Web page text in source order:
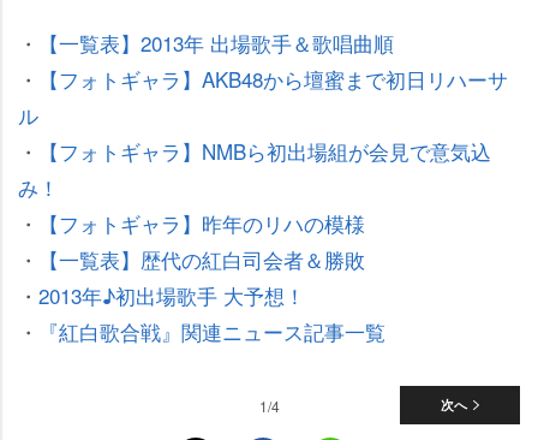
・
【一覧表】2013年 出場歌手＆歌唱曲順
・
【フォトギャラ】AKB48から壇蜜まで初日リハーサ
ル
・
【フォトギャラ】NMBら初出場組が会見で意気込
み！
・
【フォトギャラ】昨年のリハの模様
・
【一覧表】歴代の紅白司会者＆勝敗
・ 2013年♪初出場歌手 大予想！
・
『紅白歌合戦』関連ニュース記事一覧
次へ
1/4